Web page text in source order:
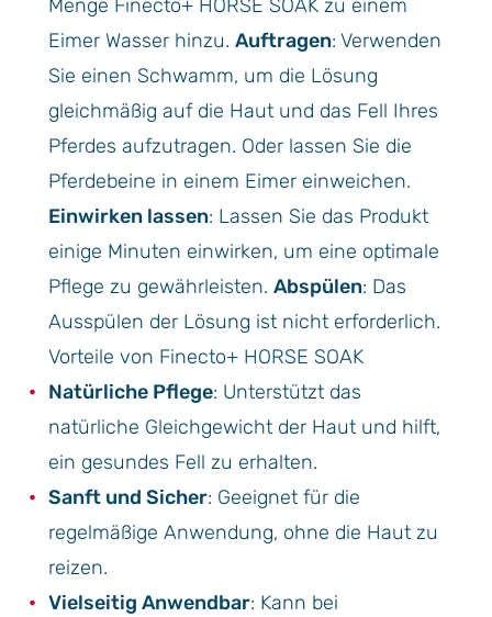
Menge Finecto+ HORSE SOAK zu einem
Eimer Wasser hinzu. Auftragen: Verwenden
Sie einen Schwamm, um die Lösung
gleichmäßig auf die Haut und das Fell Ihres
Pferdes aufzutragen. Oder lassen Sie die
Pferdebeine in einem Eimer einweichen.
Einwirken lassen: Lassen Sie das Produkt
einige Minuten einwirken, um eine optimale
Pflege zu gewährleisten. Abspülen: Das
Ausspülen der Lösung ist nicht erforderlich.
Vorteile von Finecto+ HORSE SOAK
Natürliche Pflege: Unterstützt das
natürliche Gleichgewicht der Haut und hilft,
ein gesundes Fell zu erhalten.
Sanft und Sicher: Geeignet für die
regelmäßige Anwendung, ohne die Haut zu
reizen.
Vielseitig Anwendbar: Kann bei